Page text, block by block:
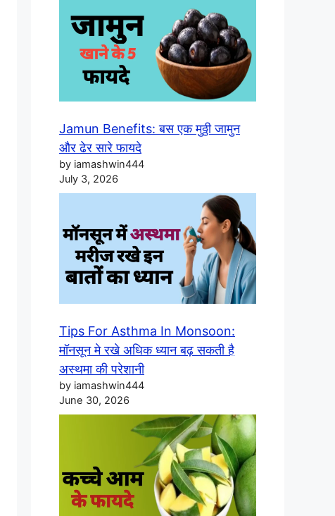
Jamun Benefits: बस एक मुठ्ठी जामुन
और ढेर सारे फायदे
by iamashwin444
July 3, 2026
Tips For Asthma In Monsoon:
मॉनसून मे रखे अधिक ध्यान बढ़ सकती है
अस्थमा की परेशानी
by iamashwin444
June 30, 2026